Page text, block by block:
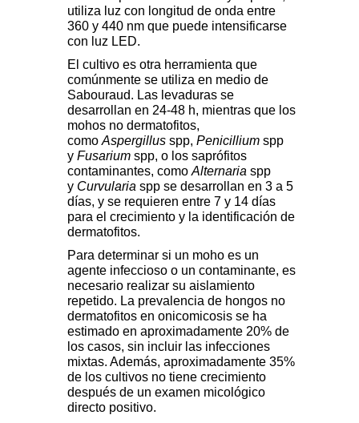
utiliza luz con longitud de onda entre
360 y 440 nm que puede intensificarse
con luz LED.
El cultivo es otra herramienta que
comúnmente se utiliza en medio de
Sabouraud. Las levaduras se
desarrollan en 24-48 h, mientras que los
mohos no dermatofitos,
como Aspergillus spp, Penicillium spp
y Fusarium spp, o los saprófitos
contaminantes, como Alternaria spp
y Curvularia spp se desarrollan en 3 a 5
días, y se requieren entre 7 y 14 días
para el crecimiento y la identificación de
dermatofitos.
Para determinar si un moho es un
agente infeccioso o un contaminante, es
necesario realizar su aislamiento
repetido. La prevalencia de hongos no
dermatofitos en onicomicosis se ha
estimado en aproximadamente 20% de
los casos, sin incluir las infecciones
mixtas. Además, aproximadamente 35%
de los cultivos no tiene crecimiento
después de un examen micológico
directo positivo.